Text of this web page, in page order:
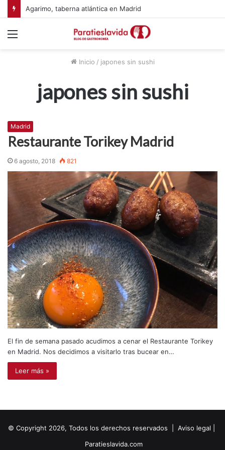
Agarimo, taberna atlántica en Madrid
Inicio / japones sin sushi
japones sin sushi
Madrid
Restaurante Torikey Madrid
6 agosto, 2018 821
El fin de semana pasado acudimos a cenar el Restaurante Torikey
en Madrid. Nos decidimos a visitarlo tras bucear en…
Leer más »
© Copyright 2026, Todos los derechos reservados | Aviso legal
Paratieslavida.com